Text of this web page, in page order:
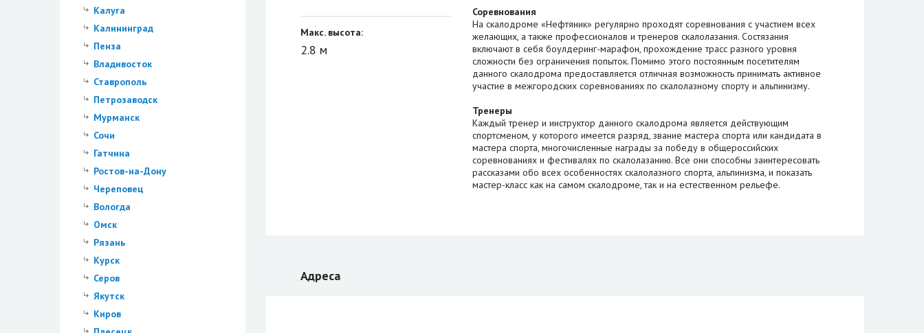
Калуга
Калининград
Пенза
Владивосток
Ставрополь
Петрозаводск
Мурманск
Сочи
Гатчина
Ростов-на-Дону
Череповец
Вологда
Омск
Рязань
Курск
Серов
Якутск
Киров
Макс. высота:
2.8 м
Соревнования
На скалодроме «Нефтяник» регулярно проходят соревнования с участием всех
желающих, а также профессионалов и тренеров скалолазания. Состязания
включают в себя боулдеринг-марафон, прохождение трасс разного уровня
сложности без ограничения попыток. Помимо этого постоянным посетителям
данного скалодрома предоставляется отличная возможность принимать активное
участие в межгородских соревнованиях по скалолазному спорту и альпинизму.
Тренеры
Каждый тренер и инструктор данного скалодрома является действующим
спортсменом, у которого имеется разряд, звание мастера спорта или кандидата в
мастера спорта, многочисленные награды за победу в общероссийских
соревнованиях и фестивалях по скалолазанию. Все они способны заинтересовать
рассказами обо всех особенностях скалолазного спорта, альпинизма, и показать
мастер-класс как на самом скалодроме, так и на естественном рельефе.
Адреса